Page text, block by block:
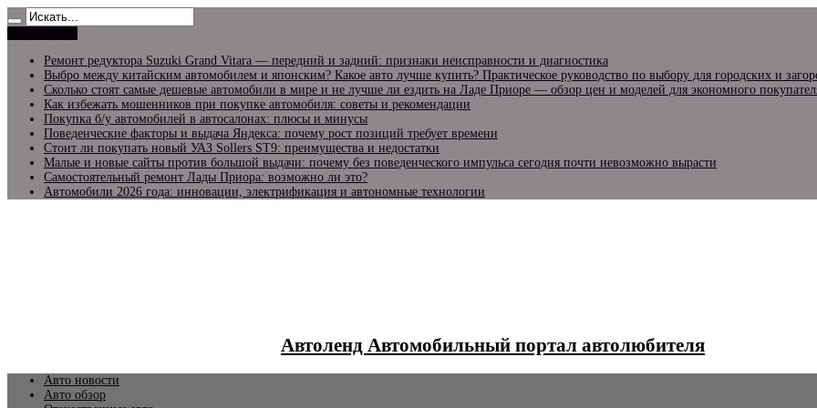
Ремонт редуктора Suzuki Grand Vitara — передний и задний: признаки неисправности и диагностика
Выбро между китайским автомобилем и японским? Какое авто лучше купить? Практическое руководство по выбору для городских и
Сколько стоят самые дешевые автомобили в мире и не лучше ли ездить на Ладе Приоре — обзор цен и моделей для экономного
Как избежать мошенников при покупке автомобиля: советы и рекомендации
Покупка б/у автомобилей в автосалонах: плюсы и минусы
Поведенческие факторы и выдача Яндекса: почему рост позиций требует времени
Стоит ли покупать новый УАЗ Sollers ST9: преимущества и недостатки
Малые и новые сайты против большой выдачи: почему без поведенческого импульса сегодня почти невозможно вырасти
Самостоятельный ремонт Лады Приора: возможно ли это?
Автомобили 2026 года: инновации, электрификация и автономные технологии
Автоленд Автомобильный портал автолюбителя
Авто новости
Авто обзор